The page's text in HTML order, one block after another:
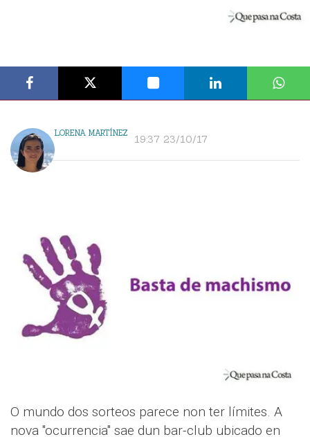
LORENA MARTÍNEZ 19:37 23/10/17
O mundo dos sorteos parece non ter límites. A
nova "ocurrencia" sae dun bar-club ubicado en